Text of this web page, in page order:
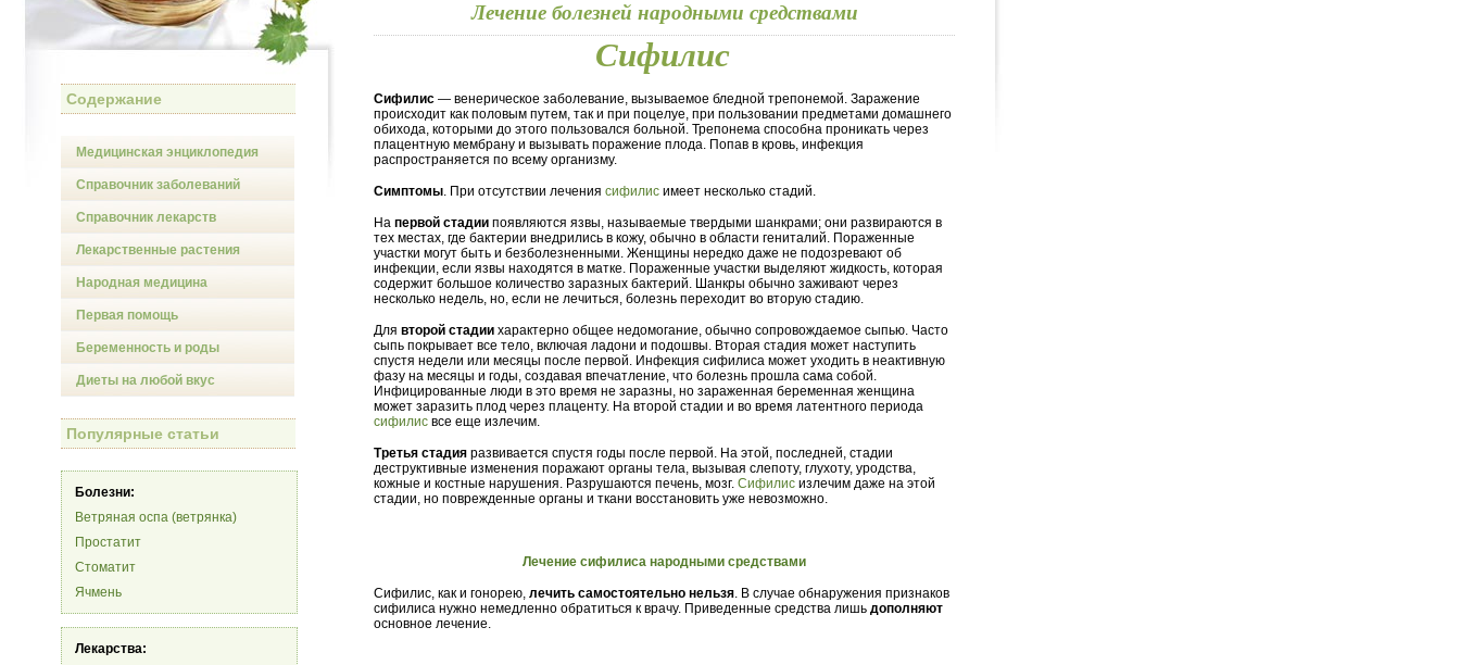
Содержание
Медицинская энциклопедия
Справочник заболеваний
Справочник лекарств
Лекарственные растения
Народная медицина
Первая помощь
Беременность и роды
Диеты на любой вкус
Популярные статьи
Болезни:
Ветряная оспа (ветрянка)
Простатит
Стоматит
Ячмень
Лекарства:
Лечение болезней народными средствами
Сифилис
Сифилис — венерическое заболевание, вызываемое бледной трепонемой. Заражение
происходит как половым путем, так и при поцелуе, при пользовании предметами домашнего
обихода, которыми до этого пользовался больной. Трепонема способна проникать через
плацентную мембрану и вызывать поражение плода. Попав в кровь, инфекция
распространяется по всему организму.
Симптомы. При отсутствии лечения сифилис имеет несколько стадий.
На первой стадии появляются язвы, называемые твердыми шанкрами; они развираются в
тех местах, где бактерии внедрились в кожу, обычно в области гениталий. Пораженные
участки могут быть и безболезненными. Женщины нередко даже не подозревают об
инфекции, если язвы находятся в матке. Пораженные участки выделяют жидкость, которая
содержит большое количество заразных бактерий. Шанкры обычно заживают через
несколько недель, но, если не лечиться, болезнь переходит во вторую стадию.
Для второй стадии характерно общее недомогание, обычно сопровождаемое сыпью. Часто
сыпь покрывает все тело, включая ладони и подошвы. Вторая стадия может наступить
спустя недели или месяцы после первой. Инфекция сифилиса может уходить в неактивную
фазу на месяцы и годы, создавая впечатление, что болезнь прошла сама собой.
Инфицированные люди в это время не заразны, но зараженная беременная женщина
может заразить плод через плаценту. На второй стадии и во время латентного периода
сифилис все еще излечим.
Третья стадия развивается спустя годы после первой. На этой, последней, стадии
деструктивные изменения поражают органы тела, вызывая слепоту, глухоту, уродства,
кожные и костные нарушения. Разрушаются печень, мозг. Сифилис излечим даже на этой
стадии, но поврежденные органы и ткани восстановить уже невозможно.
Лечение сифилиса народными средствами
Сифилис, как и гонорею, лечить самостоятельно нельзя. В случае обнаружения признаков
сифилиса нужно немедленно обратиться к врачу. Приведенные средства лишь дополняют
основное лечение.